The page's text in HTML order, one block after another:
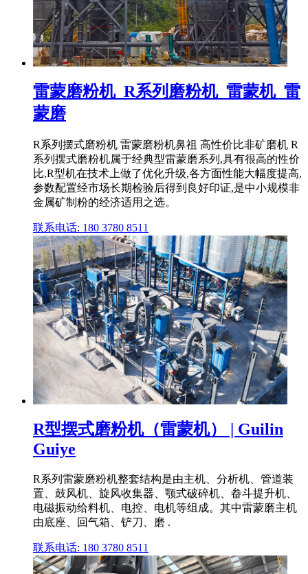
雷蒙磨粉机_R系列磨粉机_雷蒙机_雷
蒙磨
R系列摆式磨粉机 雷蒙磨粉机鼻祖 高性价比非矿磨机 R
系列摆式磨粉机属于经典型雷蒙磨系列,具有很高的性价
比,R型机在技术上做了优化升级,各方面性能大幅度提高,
参数配置经市场长期检验后得到良好印证,是中小规模非
金属矿制粉的经济适用之选。
联系电话: 180 3780 8511
R型摆式磨粉机（雷蒙机） | Guilin
Guiye
R系列雷蒙磨粉机整套结构是由主机、分析机、管道装
置、鼓风机、旋风收集器、颚式破碎机、畚斗提升机、
电磁振动给料机、电控、电机等组成。其中雷蒙磨主机
由底座、回气箱、铲刀、磨 .
联系电话: 180 3780 8511